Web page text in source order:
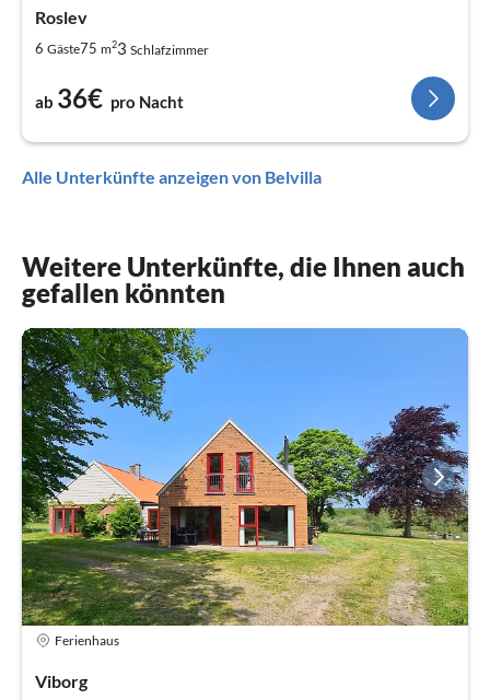
Roslev
6 Gäste75 m23 Schlafzimmer
ab 36€ pro Nacht
Alle Unterkünfte anzeigen von Belvilla
Weitere Unterkünfte, die Ihnen auch
gefallen könnten
Ferienhaus
Viborg